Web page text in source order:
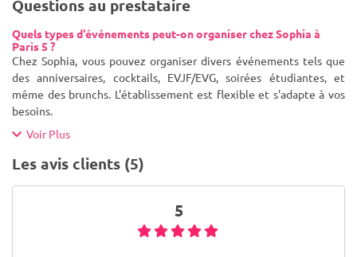
Questions au prestataire
Quels types d'événements peut-on organiser chez Sophia à
Paris 5 ?
Chez Sophia, vous pouvez organiser divers événements tels que
des anniversaires, cocktails, EVJF/EVG, soirées étudiantes, et
même des brunchs. L'établissement est flexible et s'adapte à vos
besoins.
Voir Plus
Les avis clients (5)
5